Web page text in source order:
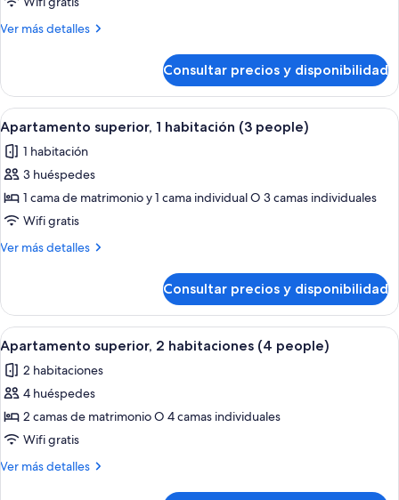
superior
Ver más detalles
Más
superior
Consultar precios y disponibilidad
Abrir
todas
las
fotos
de
Apartamento
superior,
(3
people)
Un dormitorio moderno con dos
9
Apartamento superior, 1 habitación (3 people)
1 habitación
3 huéspedes
1 cama de matrimonio y 1 cama individual O 3 camas individuales
Wifi gratis
Ver más detalles
Más
superior,
habitación
people)
Consultar precios y disponibilidad
Abrir
todas
las
fotos
de
Apartamento
superior,
Un dormitorio con cama, mesita de
8
Apartamento superior, 2 habitaciones (4 people)
2 habitaciones
4 huéspedes
2 camas de matrimonio O 4 camas individuales
Wifi gratis
Ver más detalles
Más